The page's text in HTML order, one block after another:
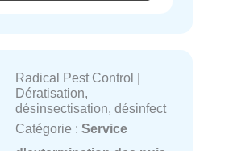
Radical Pest Control |
Dératisation,
désinsectisation, désinfect
Catégorie : Service